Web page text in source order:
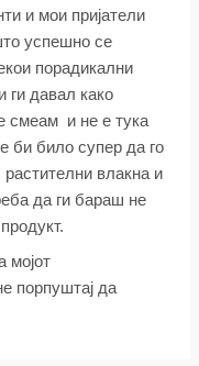
и мои пријатели
успешно се
порадикални
ги давал како
смеам и не е тука
би било супер да го
влакна и
да ги бараш не
мојот
порпуштај да